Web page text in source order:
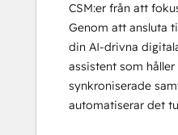
CSM:er från att
Genom att ansluta
din AI-drivna
assistent som
synkroniserade
automatiserar det